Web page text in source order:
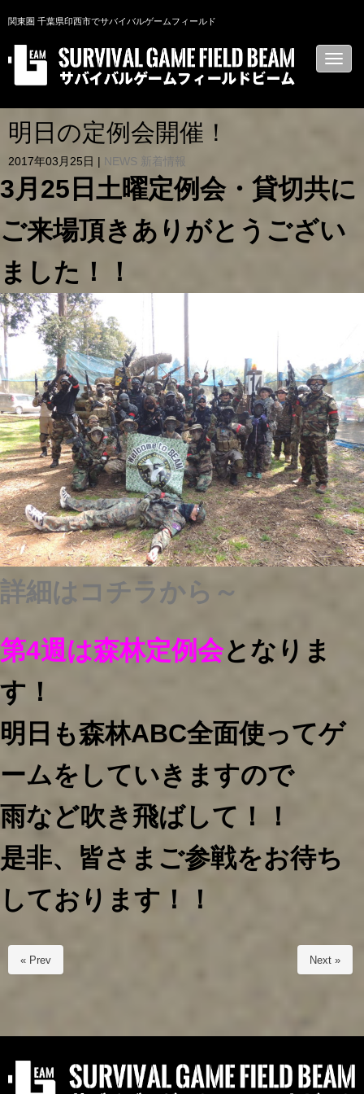
関東圏 千葉県印西市でサバイバルゲームフィールド
N
a
g
明日の定例会開催！
2017年03月25日 NEWS 新着情報
3月25日土曜定例会・貸切共に
ご来場頂きありがとうござい
ました！！
詳細はコチラから～
第4週は森林定例会となりま
す！
明日も森林ABC全面使ってゲ
ームをしていきますので
雨など吹き飛ばして！！
是非、皆さまご参戦をお待ち
しております！！
« Prev Next »